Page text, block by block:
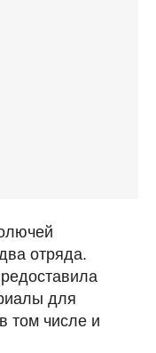
отряда.
для
том числе и